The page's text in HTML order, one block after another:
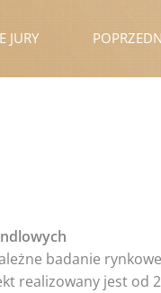
JURY
badanie
realizowany jest od